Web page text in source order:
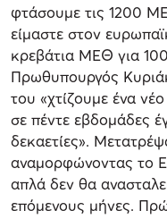
φτάσουμε τις 1200
είμαστε στον
κρεβάτια ΜΕΘ για
Πρωθυπουργός
του «χτίζουμε ένα
σε πέντε εβδομάδες
δεκαετίες».
αναμορφώνοντας το
απλά δεν θα
επόμενους μήνες.